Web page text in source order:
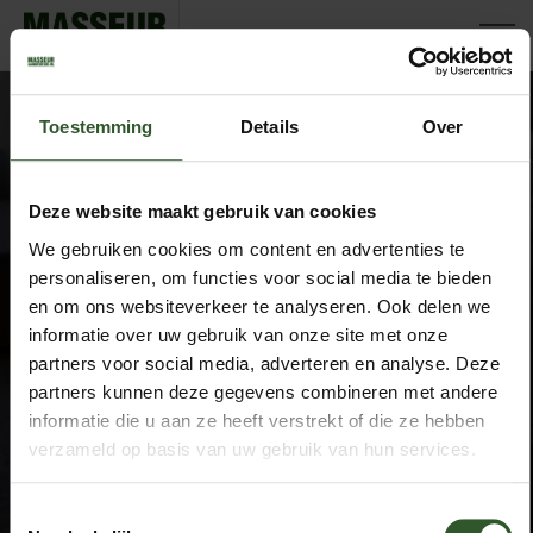
Toestemming Details Over
Deze website maakt gebruik van cookies
We gebruiken cookies om content en advertenties te
personaliseren, om functies voor social media te bieden
en om ons websiteverkeer te analyseren. Ook delen we
informatie over uw gebruik van onze site met onze
partners voor social media, adverteren en analyse. Deze
partners kunnen deze gegevens combineren met andere
informatie die u aan ze heeft verstrekt of die ze hebben
verzameld op basis van uw gebruik van hun services.
Google Rating
4.9
Based on 743 reviews
byTrust.Reviews
Masseurs
Dashboard
Sluit aan als masseur